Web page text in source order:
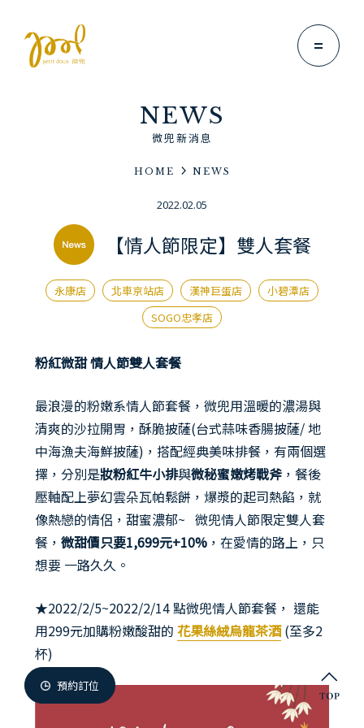
預約訂位
微兜故事
News
Menu
微兜菜單
Location
微兜門市
Members
微兜會員
Reservation
來微兜
NEWS
微兜新消息
HOME NEWS
2022.02.05
【情人節限定】雙人套餐
永康店 北車京站店 漢神巨蛋店
小碧潭店
SOGO忠孝店
粉紅微甜 情人節雙人套餐
最浪漫的粉嫩系情人節套餐，微兜用溫暖的濃湯與
清爽的沙拉開胃，酥脆披薩(台式蒜味香腸披薩/ 地
中海漁夫海鮮披薩)，搭配經典美味排餐，有兩個選
擇，分別是妝粉紅牛小排與微秘蜜嫩烤戰斧，餐後
壓軸配上夢幻雲朵瓦帕鬆餅，爆漿的起司熱餡，就
像熱戀的情侶，甜蜜濃郁~ 微兜情人節限定雙人套
餐， 微甜價只要1,699元+10%，在愛情的路上，只
想要 一路久久。
★2022/2/5~2022/2/14 點微兜情人節套餐， 還能
用299元加購粉嫩酸甜的 花果絲絨烏龍茶酒(至多2
杯)